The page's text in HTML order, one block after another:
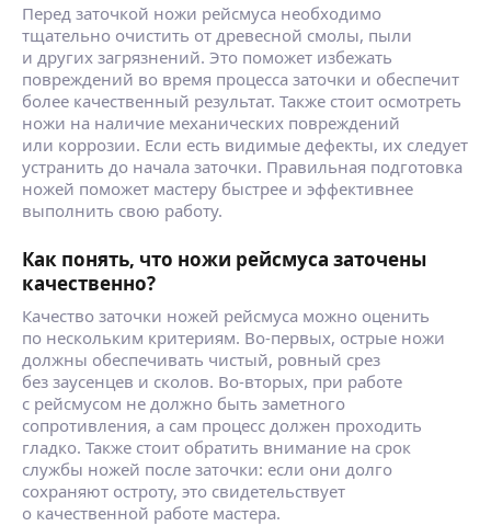
Перед заточкой ножи рейсмуса необходимо
тщательно очистить от древесной смолы, пыли
и других загрязнений. Это поможет избежать
повреждений во время процесса заточки и обеспечит
более качественный результат. Также стоит осмотреть
ножи на наличие механических повреждений
или коррозии. Если есть видимые дефекты, их следует
устранить до начала заточки. Правильная подготовка
ножей поможет мастеру быстрее и эффективнее
выполнить свою работу.
Как понять, что ножи рейсмуса заточены
качественно?
Качество заточки ножей рейсмуса можно оценить
по нескольким критериям. Во-первых, острые ножи
должны обеспечивать чистый, ровный срез
без заусенцев и сколов. Во-вторых, при работе
с рейсмусом не должно быть заметного
сопротивления, а сам процесс должен проходить
гладко. Также стоит обратить внимание на срок
службы ножей после заточки: если они долго
сохраняют остроту, это свидетельствует
о качественной работе мастера.